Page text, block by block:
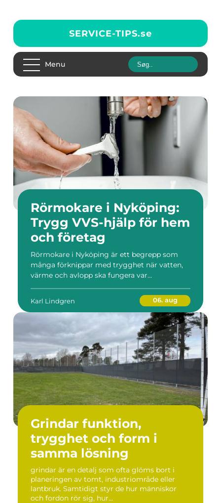
SERVICE-TIPS.se
Menu
Rörmokare i Nyköping:
Trygg VVS-hjälp för hem
och företag
Rörmokare i Nyköping är ett begrepp som
många förknippar med trygghet när vatten,
värme och avlopp ska fungera var...
Karl Lindgren 06. aug
Grindar funktion,
trygghet och form i
samma lösning
grindar är en detalj som ofta glöms bort i
planeringen av tomt, industriområde eller
lantbruk. Samtidigt styr de hur människor
och fordon rör sig, hur...